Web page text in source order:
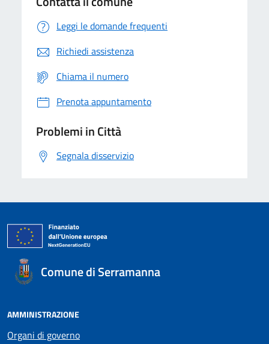
Leggi le domande frequenti
Richiedi assistenza
Chiama il numero
Prenota appuntamento
Problemi in Città
Segnala disservizio
Comune di Serramanna
AMMINISTRAZIONE
Organi di governo